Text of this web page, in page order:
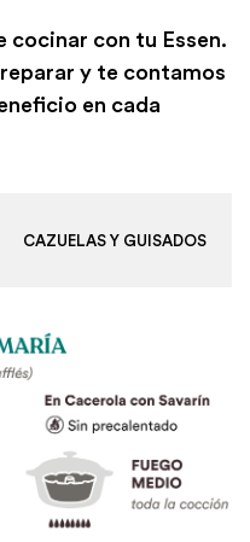
cocinar con tu Essen.
y te contamos
en cada
CAZUELAS Y GUISADOS